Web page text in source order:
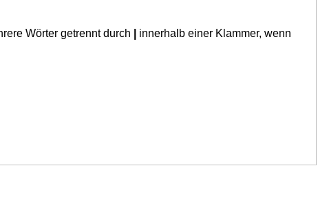
Wörter getrennt durch
innerhalb einer Klammer, wenn